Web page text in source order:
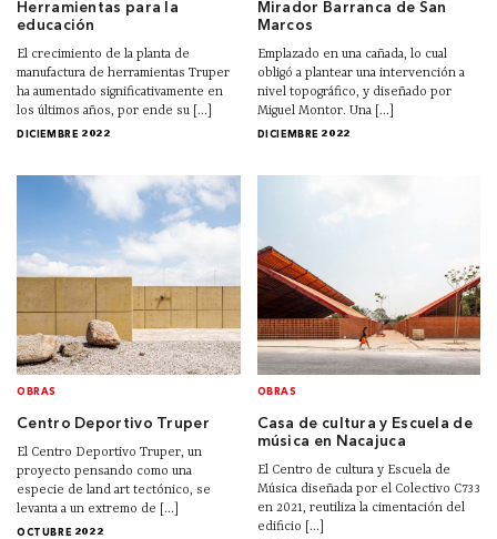
Herramientas para la
educación
El crecimiento de la planta de
manufactura de herramientas Truper
ha aumentado significativamente en
los últimos años, por ende su [...]
DICIEMBRE 2022
Mirador Barranca de San
Marcos
Emplazado en una cañada, lo cual
obligó a plantear una intervención a
nivel topográfico, y diseñado por
Miguel Montor. Una [...]
DICIEMBRE 2022
OBRAS
Centro Deportivo Truper
El Centro Deportivo Truper, un
proyecto pensando como una
especie de land art tectónico, se
levanta a un extremo de [...]
OCTUBRE 2022
OBRAS
Casa de cultura y Escuela de
música en Nacajuca
El Centro de cultura y Escuela de
Música diseñada por el Colectivo C733
en 2021, reutiliza la cimentación del
edificio [...]